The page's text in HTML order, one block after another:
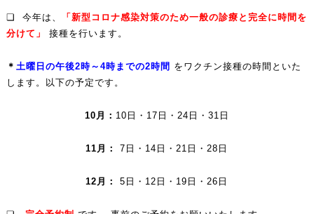
❏ 今年は、
「新型コロナ感染対策のため一般の診療と完全に時間を
分けて」 接種を行います。
＊ 土曜日の午後2時～4時までの2時間 をワクチン接種の時間といた
します。以下の予定です。
10月： 10日・17日・24日・31日
11月： 7日・14日・21日・28日
12月： 5日・12日・19日・26日